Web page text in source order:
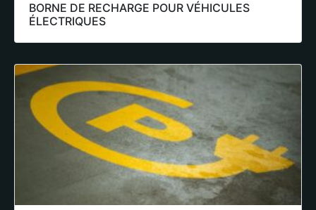
BORNE DE RECHARGE POUR VÉHICULES
ÉLECTRIQUES